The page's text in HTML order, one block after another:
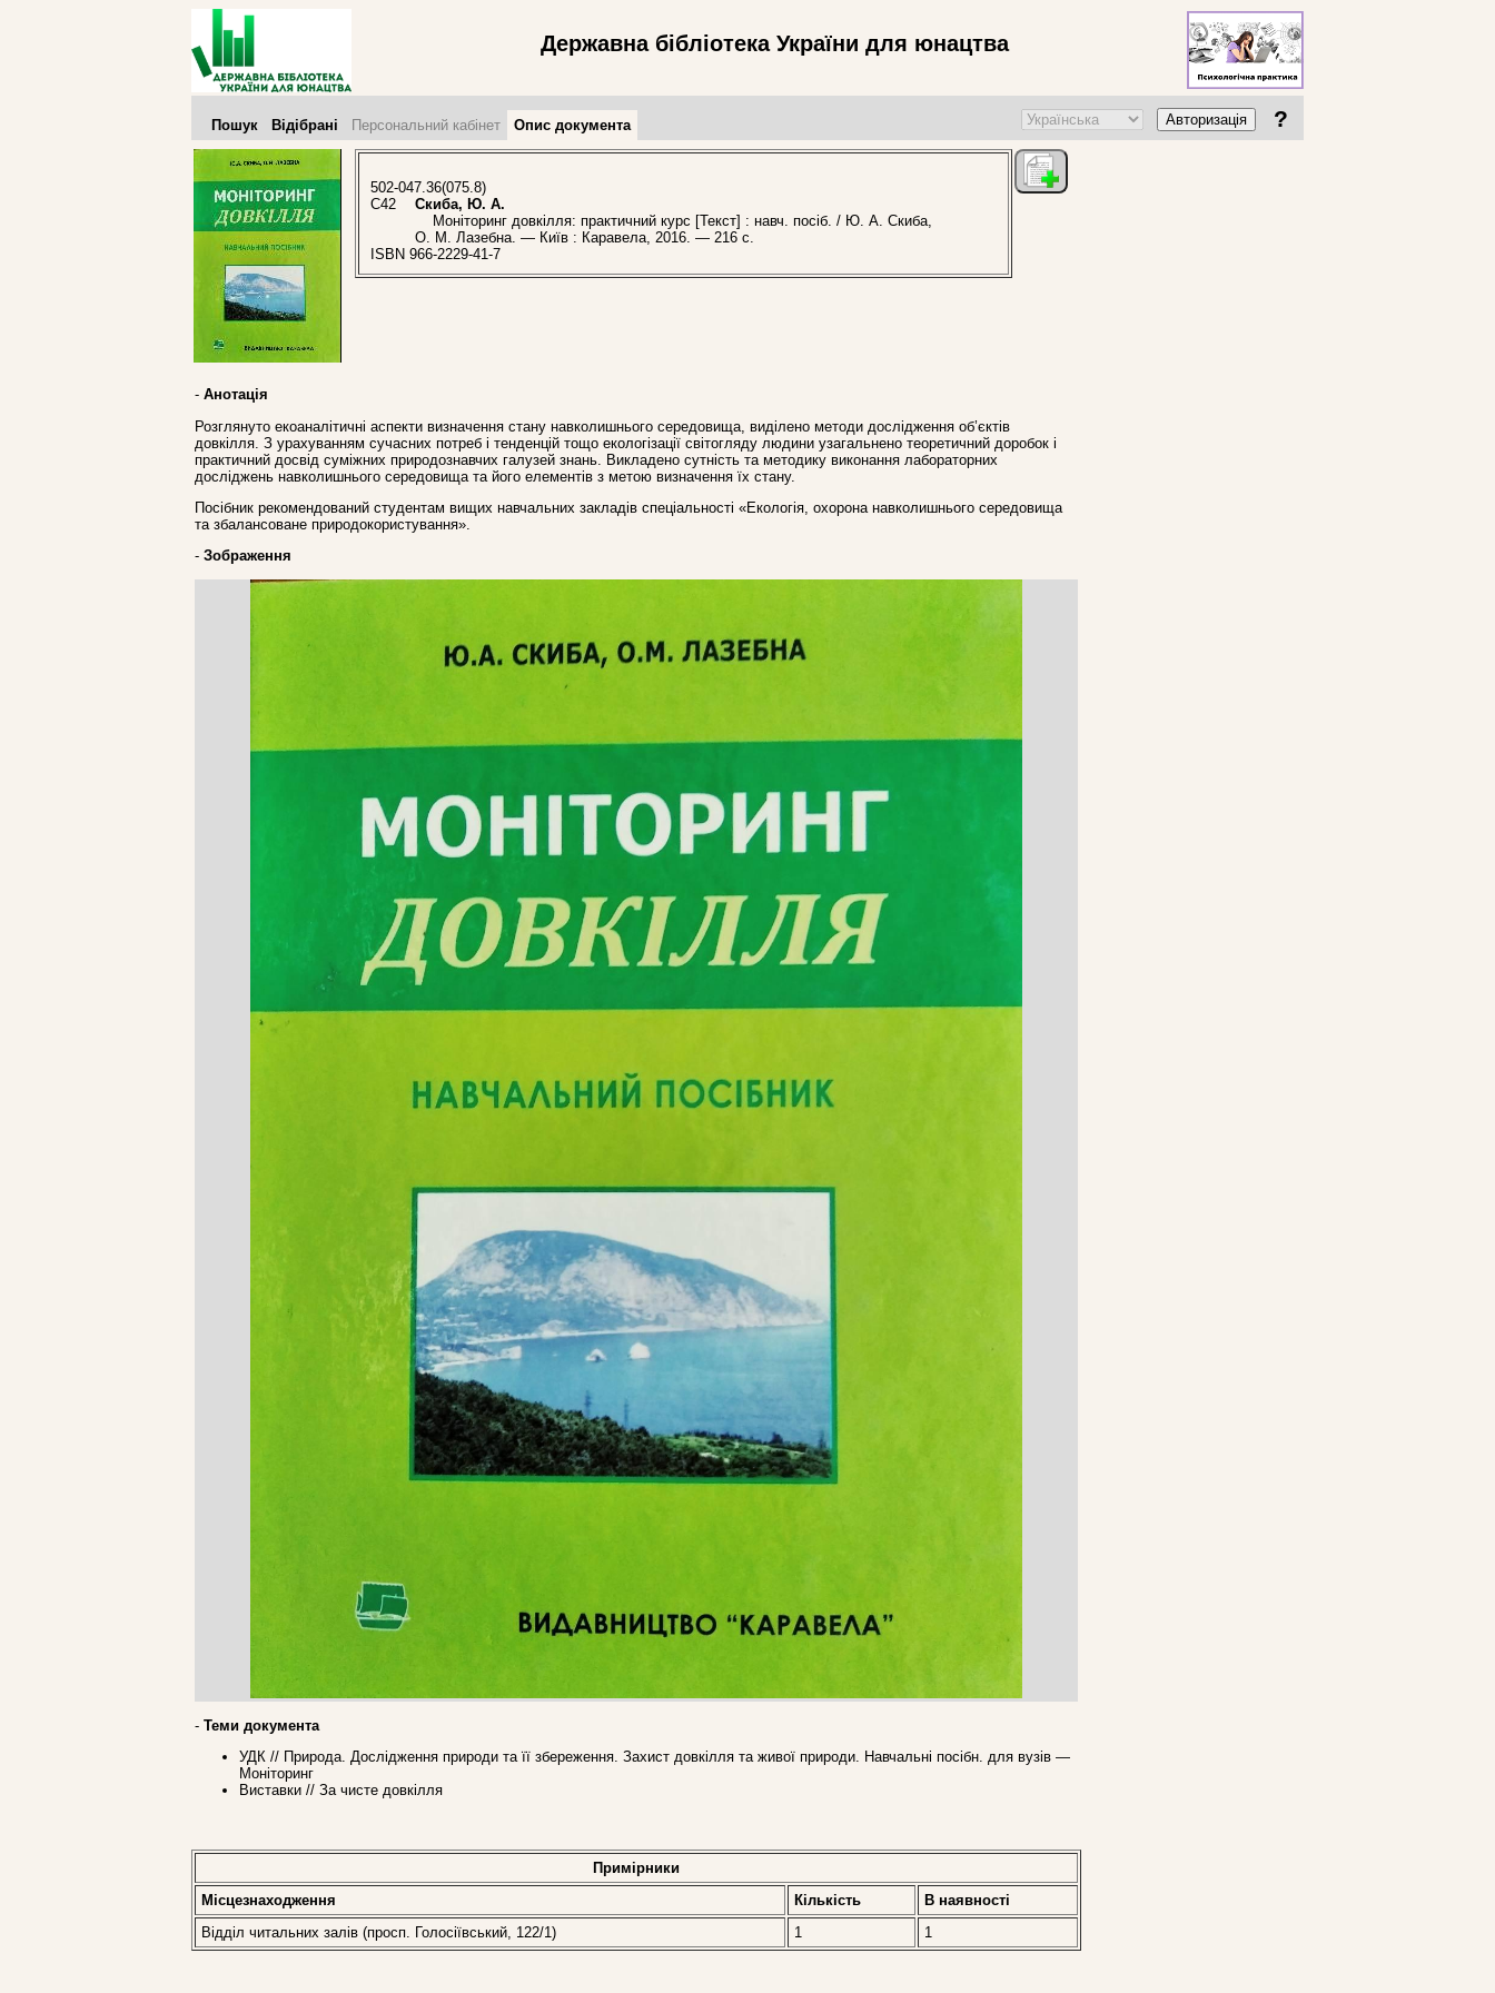
Державна бібліотека України для юнацтва
Пошук Відібрані Персональний кабінет Опис документа Авторизація ?
502-047.36(075.8)
С42
Скиба, Ю. А.
Моніторинг довкілля: практичний курс [Текст] : навч. посіб. / Ю. А. Скиба,
О. М. Лазебна. — Київ : Каравела, 2016. — 216 с.
ISBN 966-2229-41-7
- Анотація
Розглянуто екоаналітичні аспекти визначення стану навколишнього середовища, виділено методи дослідження об’єктів
довкілля. З урахуванням сучасних потреб і тенденцій тощо екологізації світогляду людини узагальнено теоретичний доробок і
практичний досвід суміжних природознавчих галузей знань. Викладено сутність та методику виконання лабораторних
досліджень навколишнього середовища та його елементів з метою визначення їх стану.
Посібник рекомендований студентам вищих навчальних закладів спеціальності «Екологія, охорона навколишнього середовища
та збалансоване природокористування».
- Зображення
- Теми документа
УДК // Природа. Дослiдження природи та її збереження. Захист довкілля та живої природи. Навчальні посібн. для вузів —
Моніторинг
Виставки // За чисте довкілля
Примірники
Місцезнаходження
Кількість
В наявностi
Відділ читальних залів (просп. Голосіївський, 122/1)
1 1